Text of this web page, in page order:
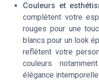
Couleurs et
complètent votre
rouges pour une
blancs pour un look
reflètent votre
couleurs
élégance intemporelle.